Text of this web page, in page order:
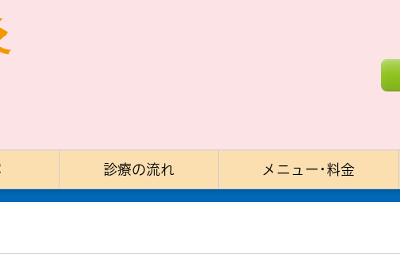
診療の流れ メニュー･料金